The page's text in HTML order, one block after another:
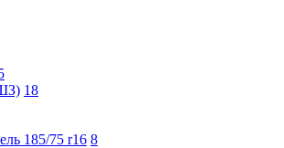
18
185/75 r16 8